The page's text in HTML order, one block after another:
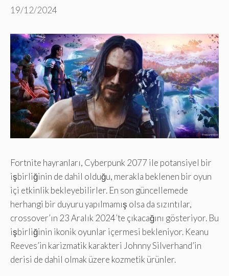
19/12/2024
Fortnite hayranları, Cyberpunk 2077 ile potansiyel bir
işbirliğinin de dahil olduğu, merakla beklenen bir oyun
içi etkinlik bekleyebilirler. En son güncellemede
herhangi bir duyuru yapılmamış olsa da sızıntılar,
crossover’ın 23 Aralık 2024’te çıkacağını gösteriyor. Bu
işbirliğinin ikonik oyunlar içermesi bekleniyor. Keanu
Reeves’in karizmatik karakteri Johnny Silverhand’in
derisi de dahil olmak üzere kozmetik ürünler.